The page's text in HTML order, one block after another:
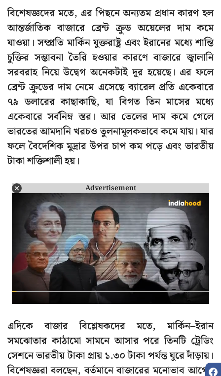
বিশেষজ্ঞদের মতে, এর পিছনে অন্যতম প্রধান কারণ হল
আন্তর্জাতিক বাজারে ব্রেন্ট ক্রুড অয়েলের দাম কমে
যাওয়া। সম্প্রতি মার্কিন যুক্তরাষ্ট্র এবং ইরানের মধ্যে শান্তি
চুক্তির সম্ভাবনা তৈরি হওয়ার কারণে বাজারে জ্বালানি
সরবরাহ নিয়ে উদ্বেগ অনেকটাই দূর হয়েছে। এর ফলে
ব্রেন্ট ক্রুডের দাম নেমে এসেছে ব্যারেল প্রতি একেবারে
৭৯ ডলারের কাছাকাছি, যা বিগত তিন মাসের মধ্যে
একেবারে সর্বনিম্ন স্তর। আর তেলের দাম কমে গেলে
ভারতের আমদানি খরচও তুলনামূলকভাবে কমে যায়। যার
ফলে বৈদেশিক মুদ্রার উপর চাপ কম পড়ে এবং ভারতীয়
টাকা শক্তিশালী হয়।
Advertisement
এদিকে বাজার বিশ্লেষকদের মতে, মার্কিন–ইরান
সমঝোতার কাঠামো সামনে আসার পরে তিনটি ট্রেডিং
সেশনে ভারতীয় টাকা প্রায় ১.৩০ টাকা পর্যন্ত ঘুরে দাঁড়ায়।
বিশেষজ্ঞরা বলছেন, বর্তমানে বাজারের মনোভাব আগের